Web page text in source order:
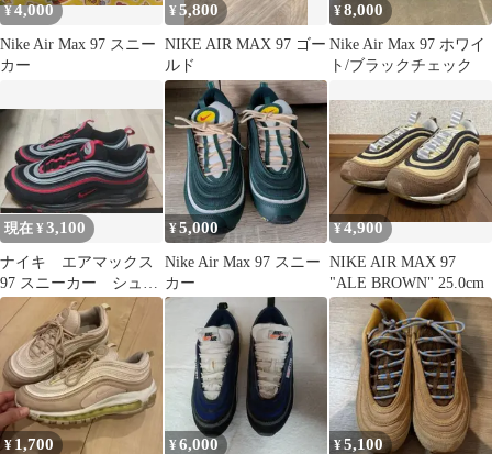
¥4,000
Nike Air Max 97 スニー
カー
¥5,800
NIKE AIR MAX 97 ゴー
ルド
¥8,000
Nike Air Max 97 ホワイ
ト/ブラックチェック
現在 ¥3,100
ナイキ エアマックス
97 スニーカー シュー
ズ 靴 27.5cm ブラ
ック
¥5,000
Nike Air Max 97 スニー
カー
¥4,900
NIKE AIR MAX 97
"ALE BROWN" 25.0cm
¥ 1,700 ¥6,000 ¥5,100